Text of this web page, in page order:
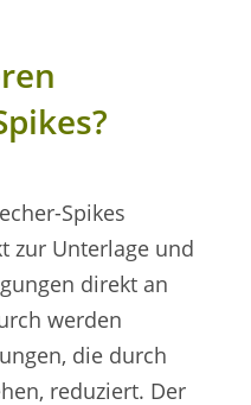
Spikes
zur Unterlage und
direkt an
werden
die durch
reduziert. Der